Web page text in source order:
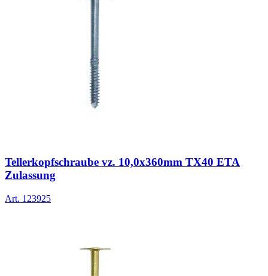
Tellerkopfschraube vz. 10,0x360mm TX40 ETA
Zulassung
Art. 123925